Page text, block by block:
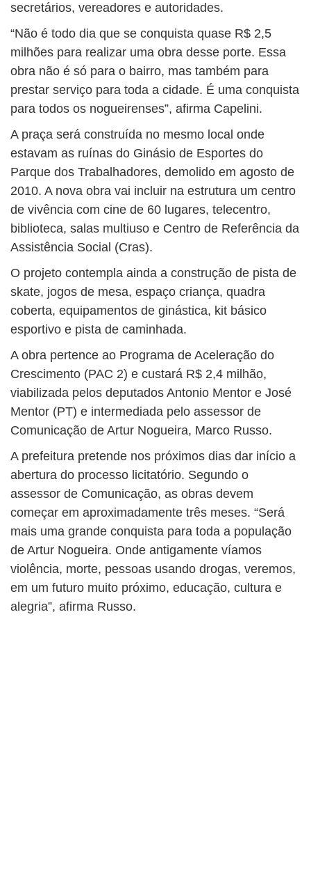
secretários, vereadores e autoridades.
“Não é todo dia que se conquista quase R$ 2,5
milhões para realizar uma obra desse porte. Essa
obra não é só para o bairro, mas também para
prestar serviço para toda a cidade. É uma conquista
para todos os nogueirenses”, afirma Capelini.
A praça será construída no mesmo local onde
estavam as ruínas do Ginásio de Esportes do
Parque dos Trabalhadores, demolido em agosto de
2010. A nova obra vai incluir na estrutura um centro
de vivência com cine de 60 lugares, telecentro,
biblioteca, salas multiuso e Centro de Referência da
Assistência Social (Cras).
O projeto contempla ainda a construção de pista de
skate, jogos de mesa, espaço criança, quadra
coberta, equipamentos de ginástica, kit básico
esportivo e pista de caminhada.
A obra pertence ao Programa de Aceleração do
Crescimento (PAC 2) e custará R$ 2,4 milhão,
viabilizada pelos deputados Antonio Mentor e José
Mentor (PT) e intermediada pelo assessor de
Comunicação de Artur Nogueira, Marco Russo.
A prefeitura pretende nos próximos dias dar início a
abertura do processo licitatório. Segundo o
assessor de Comunicação, as obras devem
começar em aproximadamente três meses. “Será
mais uma grande conquista para toda a população
de Artur Nogueira. Onde antigamente víamos
violência, morte, pessoas usando drogas, veremos,
em um futuro muito próximo, educação, cultura e
alegria”, afirma Russo.